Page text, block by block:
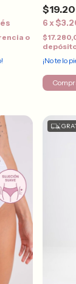
o
6 x
¡No te lo